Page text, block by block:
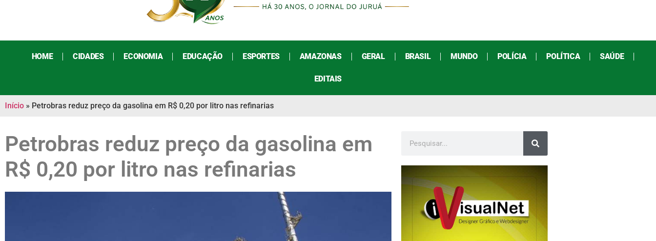
HOME CIDADES ECONOMIA EDUCAÇÃO ESPORTES AMAZONAS GERAL BRASIL MUNDO POLÍCIA POLÍTICA SAÚDE
EDITAIS
Início » Petrobras reduz preço da gasolina em R$ 0,20 por litro nas refinarias
Petrobras reduz preço da gasolina em
R$ 0,20 por litro nas refinarias